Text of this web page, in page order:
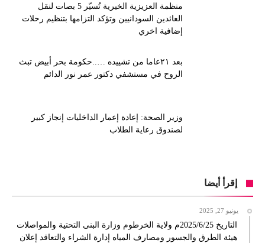
منظمة العزيزية الخيرية تُسيّر 5 بصات لنقل
العائدين السودانيين وتؤكد التزامها بتنظيم رحلات
إضافية اخري
بعد ٢١عاما من تشييده …..حكومة بحر أبيض تبث
الروح في مستشفي دكتور عمر نور الدائم
وزير الصحة: إعادة إعمار الداخليات إنجاز كبير
لصندوق رعاية الطلاب
إقرأ أيضا
يونيو 27, 2025
التاريخ 2025/6/25م ولاية الخرطوم وزارة البنى التحتية والمواصلات
هيئة الطرق والجسور ومصارف المياه إدارة الشراء والتعاقد إعلان